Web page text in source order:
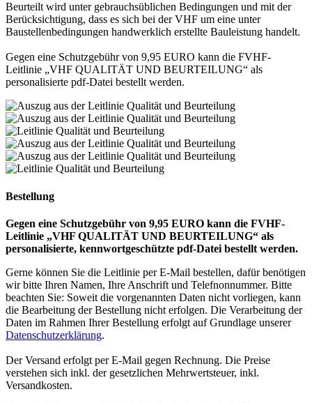
Beurteilt wird unter gebrauchsüblichen Bedingungen und mit der
Berücksichtigung, dass es sich bei der VHF um eine unter
Baustellenbedingungen handwerklich erstellte Bauleistung handelt.
Gegen eine Schutzgebühr von 9,95 EURO kann die FVHF-
Leitlinie „VHF QUALITÄT UND BEURTEILUNG“ als
personalisierte pdf-Datei bestellt werden.
Bestellung
Gegen eine Schutzgebühr von 9,95 EURO kann die FVHF-
Leitlinie „VHF QUALITÄT UND BEURTEILUNG“ als
personalisierte, kennwortgeschützte pdf-Datei bestellt werden.
Gerne können Sie die Leitlinie per E-Mail bestellen, dafür benötigen
wir bitte Ihren Namen, Ihre Anschrift und Telefnonnummer. Bitte
beachten Sie: Soweit die vorgenannten Daten nicht vorliegen, kann
die Bearbeitung der Bestellung nicht erfolgen. Die Verarbeitung der
Daten im Rahmen Ihrer Bestellung erfolgt auf Grundlage unserer
Datenschutzerklärung.
Der Versand erfolgt per E-Mail gegen Rechnung. Die Preise
verstehen sich inkl. der gesetzlichen Mehrwertsteuer, inkl.
Versandkosten.